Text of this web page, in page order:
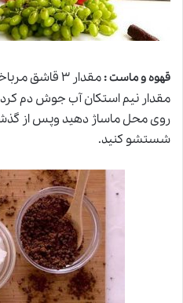
قهوه و ماست:
مقدار ۳ قاشق
شستشو کنید.